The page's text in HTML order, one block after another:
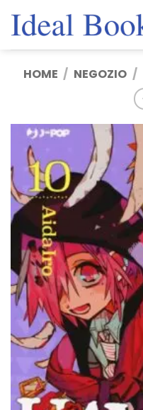
HOME / NEGOZIO /